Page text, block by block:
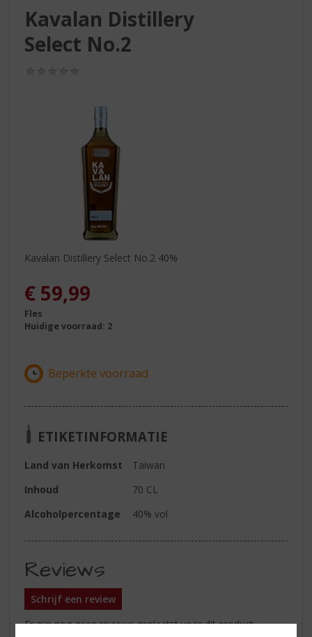
Kavalan Distillery
Select No.2
Kavalan Distillery Select No.2 40%
€ 59,99
Fles
Huidige voorraad: 2
ETIKETINFORMATIE
Land van Herkomst
Taiwan
Inhoud
70 CL
Alcoholpercentage
40% vol
Reviews
Schrijf een review
Er zijn nog geen reviews geplaatst voor dit product